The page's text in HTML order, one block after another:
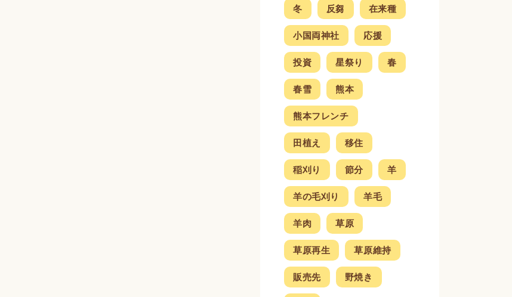
冬 反芻 在来種
小国両神社 応援
投資 星祭り 春
春雪 熊本
熊本フレンチ
田植え 移住
稲刈り 節分 羊
羊の毛刈り 羊毛
羊肉 草原
草原再生 草原維持
販売先 野焼き